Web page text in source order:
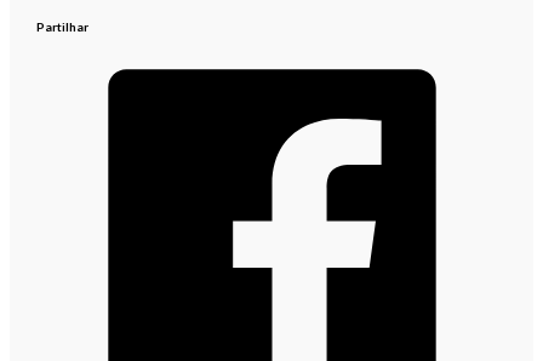
Partilhar